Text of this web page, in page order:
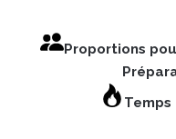
Proportions
Temps